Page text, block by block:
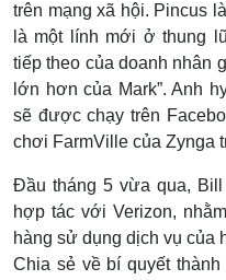
trên mạng xã hội. Pincus
là một lính mới ở thung
tiếp theo của doanh nhân
lớn hơn của Mark”. Anh
sẽ được chạy trên
chơi FarmVille của Zynga
Đầu tháng 5 vừa qua, Bill
hợp tác với Verizon,
hàng sử dụng dịch vụ của
Chia sẻ về bí quyết